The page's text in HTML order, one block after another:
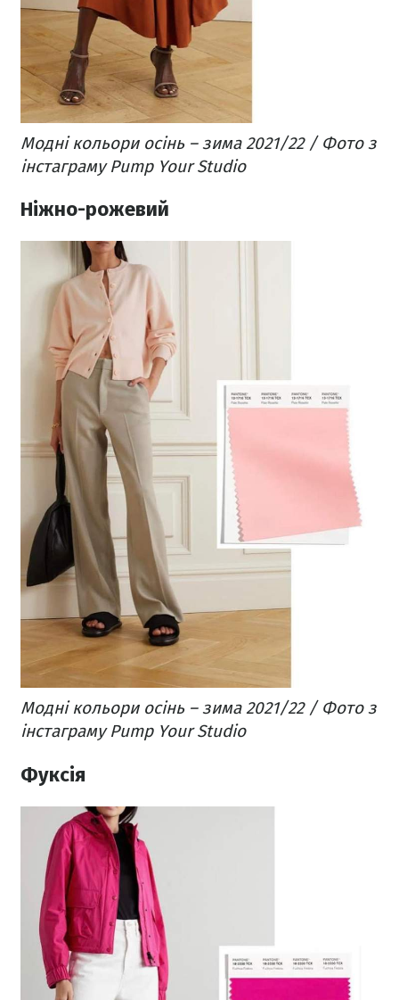
Модні кольори осінь – зима 2021/22 / Фото з
інстаграму Pump Your Studio
Ніжно-рожевий
Модні кольори осінь – зима 2021/22 / Фото з
інстаграму Pump Your Studio
Фуксія